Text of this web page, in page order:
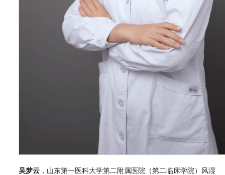
吴梦云，山东第一医科大学第二附属医院（第二临床学院）风湿